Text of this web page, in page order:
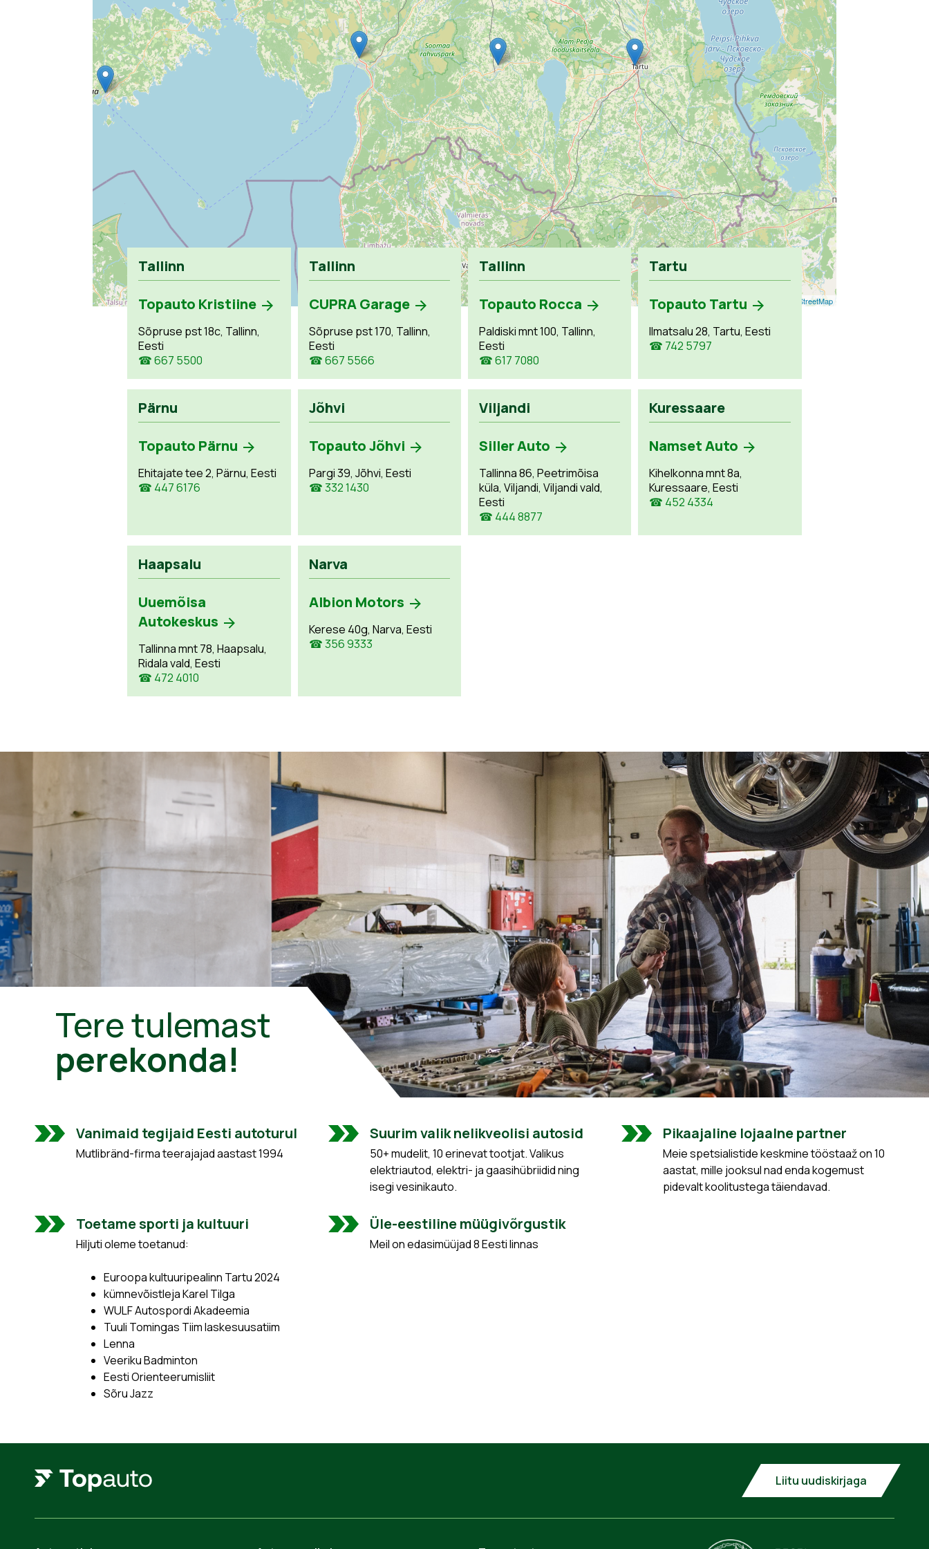
Leaflet OpenStreetMap
Tallinn
Topauto Kristiine
Sõpruse pst 18c, Tallinn,
Eesti
☎ 667 5500
Tallinn
CUPRA Garage
Sõpruse pst 170, Tallinn,
Eesti
☎ 667 5566
Tallinn
Topauto Rocca
Paldiski mnt 100, Tallinn,
Eesti
☎ 617 7080
Tartu
Topauto Tartu
Ilmatsalu 28, Tartu, Eesti
☎ 742 5797
Pärnu
Topauto Pärnu
Ehitajate tee 2, Pärnu, Eesti
☎ 447 6176
Jõhvi
Topauto Jõhvi
Pargi 39, Jõhvi, Eesti
☎ 332 1430
Viljandi
Siller Auto
Tallinna 86, Peetrimõisa
küla, Viljandi, Viljandi vald,
Eesti
☎ 444 8877
Kuressaare
Namset Auto
Kihelkonna mnt 8a,
Kuressaare, Eesti
☎ 452 4334
Haapsalu
Uuemõisa
Autokeskus
Tallinna mnt 78, Haapsalu,
Ridala vald, Eesti
☎ 472 4010
Narva
Albion Motors
Kerese 40g, Narva, Eesti
☎ 356 9333
Tere tulemast
perekonda!
Vanimaid tegijaid Eesti autoturul
Mutlibränd-firma teerajajad aastast 1994
Suurim valik nelikveolisi autosid
50+ mudelit, 10 erinevat tootjat. Valikus
elektriautod, elektri- ja gaasihübriidid ning
isegi vesinikauto.
Pikaajaline lojaalne partner
Meie spetsialistide keskmine tööstaaž on 10
aastat, mille jooksul nad enda kogemust
pidevalt koolitustega täiendavad.
Toetame sporti ja kultuuri
Hiljuti oleme toetanud:
Euroopa kultuuripealinn Tartu 2024
kümnevõistleja Karel Tilga
WULF Autospordi Akadeemia
Tuuli Tomingas Tiim laskesuusatiim
Lenna
Veeriku Badminton
Eesti Orienteerumisliit
Sõru Jazz
Üle-eestiline müügivõrgustik
Meil on edasimüüjad 8 Eesti linnas
Liitu uudiskirjaga